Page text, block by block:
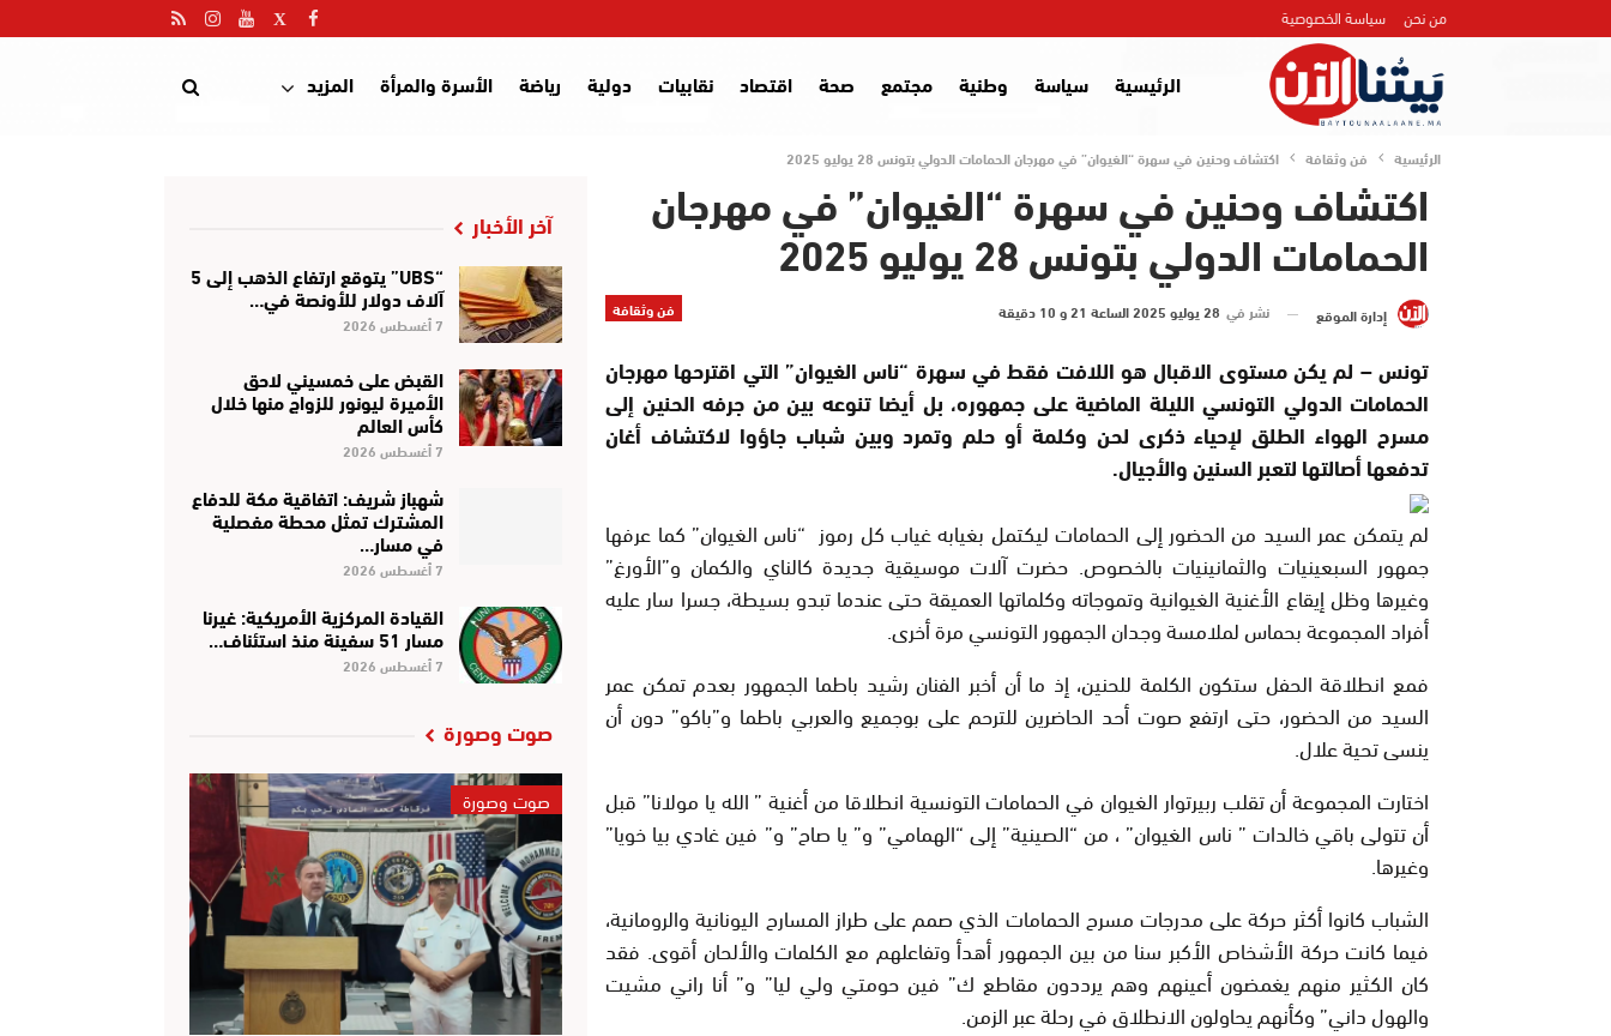
من نحن سياسة الخصوصية
الرئيسية سياسة وطنية مجتمع صحة اقتصاد نقابيات دولية رياضة الأسرة والمرأة المزيد
الرئيسية فن وثقافة اكتشاف وحنين في سهرة “الغيوان” في مهرجان الحمامات الدولي بتونس 28 يوليو 2025
اكتشاف وحنين في سهرة “الغيوان” في مهرجان
الحمامات الدولي بتونس 28 يوليو 2025
فن وثقافة إدارة الموقع نشر في 28 يوليو 2025 الساعة 21 و 10 دقيقة
تونس – لم يكن مستوى الاقبال هو اللافت فقط في سهرة “ناس الغيوان” التي اقترحها مهرجان
الحمامات الدولي التونسي الليلة الماضية على جمهوره، بل أيضا تنوعه بين من جرفه الحنين إلى
مسرح الهواء الطلق لإحياء ذكرى لحن وكلمة أو حلم وتمرد وبين شباب جاؤوا لاكتشاف أغان
تدفعها أصالتها لتعبر السنين والأجيال.
لم يتمكن عمر السيد من الحضور إلى الحمامات ليكتمل بغيابه غياب كل رموز “ناس الغيوان” كما عرفها
جمهور السبعينيات والثمانينيات بالخصوص. حضرت آلات موسيقية جديدة كالناي والكمان و”الأورغ”
وغيرها وظل إيقاع الأغنية الغيوانية وتموجاته وكلماتها العميقة حتى عندما تبدو بسيطة، جسرا سار عليه
أفراد المجموعة بحماس لملامسة وجدان الجمهور التونسي مرة أخرى.
فمع انطلاقة الحفل ستكون الكلمة للحنين، إذ ما أن أخبر الفنان رشيد باطما الجمهور بعدم تمكن عمر
السيد من الحضور، حتى ارتفع صوت أحد الحاضرين للترحم على بوجميع والعربي باطما و”باكو” دون أن
ينسى تحية علال.
اختارت المجموعة أن تقلب ربيرتوار الغيوان في الحمامات التونسية انطلاقا من أغنية ” الله يا مولانا” قبل
أن تتولى باقي خالدات ” ناس الغيوان” ، من “الصينية” إلى “الهمامي” و” يا صاح” و” فين غادي بيا خويا”
وغيرها.
الشباب كانوا أكثر حركة على مدرجات مسرح الحمامات الذي صمم على طراز المسارح اليونانية والرومانية،
فيما كانت حركة الأشخاص الأكبر سنا من بين الجمهور أهدأ وتفاعلهم مع الكلمات والألحان أقوى. فقد
كان الكثير منهم يغمضون أعينهم وهم يرددون مقاطع ك” فين حومتي ولي ليا” و” أنا راني مشيت
والهول داني” وكأنهم يحاولون الانطلاق في رحلة عبر الزمن.
آخر الأخبار
“UBS” يتوقع ارتفاع الذهب إلى 5
آلاف دولار للأونصة في…
7 أغسطس 2026
القبض على خمسيني لاحق
الأميرة ليونور للزواج منها خلال
كأس العالم
7 أغسطس 2026
شهباز شريف: اتفاقية مكة للدفاع
المشترك تمثل محطة مفصلية
في مسار…
7 أغسطس 2026
القيادة المركزية الأمريكية: غيرنا
مسار 51 سفينة منذ استئناف…
7 أغسطس 2026
صوت وصورة
صوت وصورة